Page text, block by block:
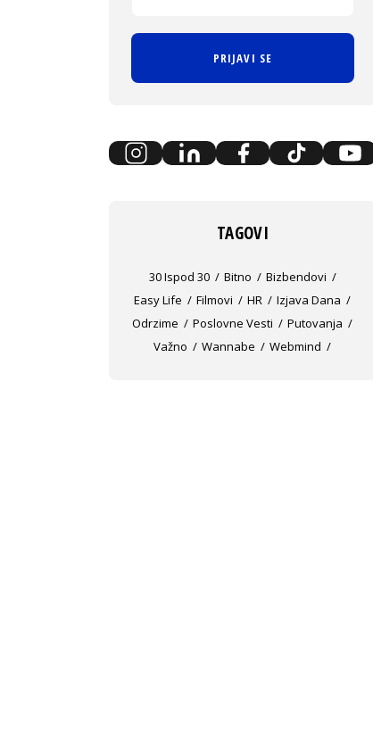
PRIJAVI SE
TAGOVI
30 Ispod 30 Bitno
Bizbendovi
Easy Life
Filmovi HR
Izjava Dana
Odrzime
Poslovne Vesti
Putovanja
Važno
Wannabe Webmind